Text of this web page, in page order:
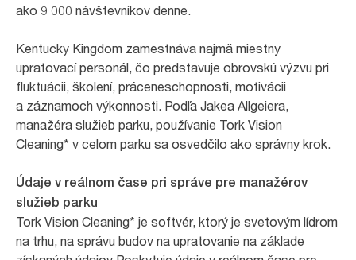
ako 9 000 návštevníkov denne.
Kentucky Kingdom zamestnáva najmä miestny
upratovací personál, čo predstavuje obrovskú výzvu pri
fluktuácii, školení, práceneschopnosti, motivácii
a záznamoch výkonnosti. Podľa Jakea Allgeiera,
manažéra služieb parku, používanie Tork Vision
Cleaning* v celom parku sa osvedčilo ako správny krok.
Údaje v reálnom čase pri správe pre manažérov
služieb parku
Tork Vision Cleaning* je softvér, ktorý je svetovým lídrom
na trhu, na správu budov na upratovanie na základe